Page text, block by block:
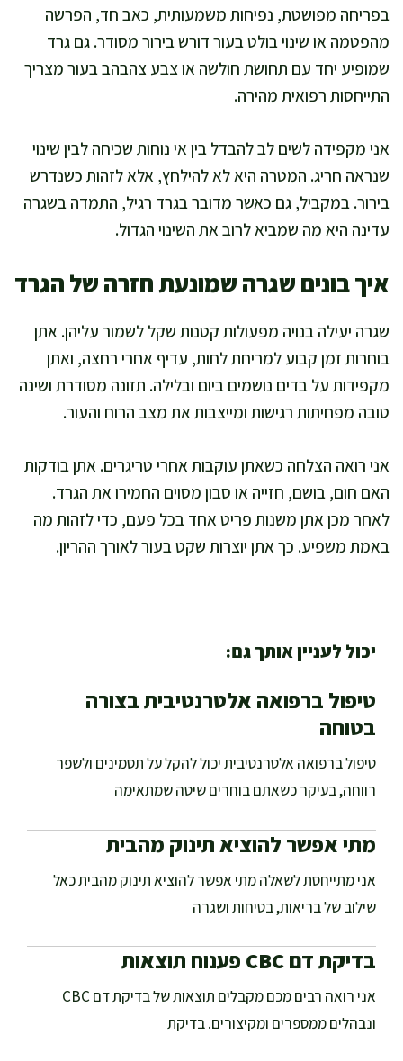
בפריחה מפושטת, נפיחות משמעותית, כאב חד, הפרשה
מהפטמה או שינוי בולט בעור דורש בירור מסודר. גם גרד
שמופיע יחד עם תחושת חולשה או צבע צהבהב בעור מצריך
התייחסות רפואית מהירה.
אני מקפידה לשים לב להבדל בין אי נוחות שכיחה לבין שינוי
שנראה חריג. המטרה היא לא להילחץ, אלא לזהות כשנדרש
בירור. במקביל, גם כאשר מדובר בגרד רגיל, התמדה בשגרה
עדינה היא מה שמביא לרוב את השינוי הגדול.
איך בונים שגרה שמונעת חזרה של הגרד
שגרה יעילה בנויה מפעולות קטנות שקל לשמור עליהן. אתן
בוחרות זמן קבוע למריחת לחות, עדיף אחרי רחצה, ואתן
מקפידות על בדים נושמים ביום ובלילה. תזונה מסודרת ושינה
טובה מפחיתות רגישות ומייצבות את מצב הרוח והעור.
אני רואה הצלחה כשאתן עוקבות אחרי טריגרים. אתן בודקות
האם חום, בושם, חזייה או סבון מסוים החמירו את הגרד.
לאחר מכן אתן משנות פריט אחד בכל פעם, כדי לזהות מה
באמת משפיע. כך אתן יוצרות שקט בעור לאורך ההריון.
יכול לעניין אותך גם:
טיפול ברפואה אלטרנטיבית בצורה
בטוחה
טיפול ברפואה אלטרנטיבית יכול להקל על תסמינים ולשפר
רווחה, בעיקר כשאתם בוחרים שיטה שמתאימה
מתי אפשר להוציא תינוק מהבית
אני מתייחסת לשאלה מתי אפשר להוציא תינוק מהבית כאל
שילוב של בריאות, בטיחות ושגרה
בדיקת דם CBC פענוח תוצאות
אני רואה רבים מכם מקבלים תוצאות של בדיקת דם CBC
ונבהלים ממספרים ומקיצורים. בדיקת